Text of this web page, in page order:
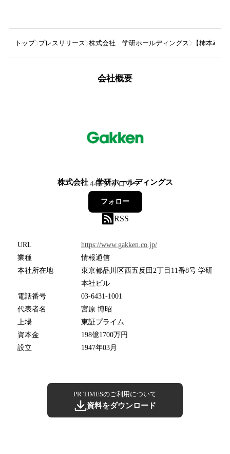
トップ プレスリリース 株式会社 学研ホールディングス 【柿本幸
会社概要
株式会社 学研ホールディングス
446フォロワー
フォロー
RSS
URL
https://www.gakken.co.jp/
業種
情報通信
本社所在地
東京都品川区西五反田2丁目11番8号 学研
本社ビル
電話番号
03-6431-1001
代表者名
宮原 博昭
上場
東証プライム
資本金
198億1700万円
設立
1947年03月
PR TIMESのご利用について
資料をダウンロード